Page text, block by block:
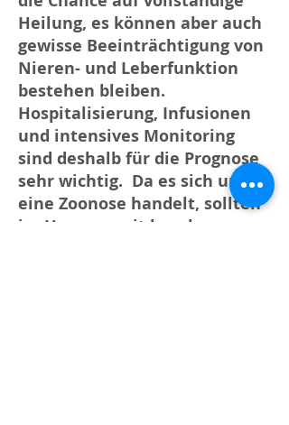
Heilung, es können aber auch
gewisse Beeinträchtigung von
Nieren- und Leberfunktion
bestehen bleiben.
Hospitalisierung, Infusionen
und intensives Monitoring
sind deshalb für die Prognose
sehr wichtig. ​ Da es sich um
eine Zoonose handelt, sollten
im Umgang mit kranken